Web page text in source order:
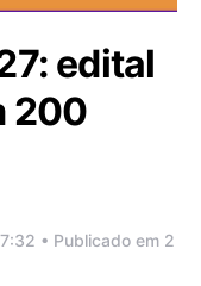
edital
200
• Publicado em 2